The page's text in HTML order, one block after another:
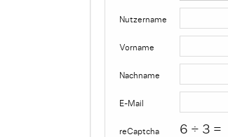
Nutzername
Vorname
Nachname
E-Mail
reCaptcha 6 ÷ 3 =